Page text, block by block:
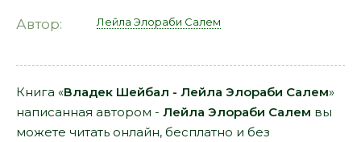
Автор: Лейла Элораби Салем
Книга «Владек Шейбал - Лейла Элораби Салем»
написанная автором - Лейла Элораби Салем вы
можете читать онлайн, бесплатно и без